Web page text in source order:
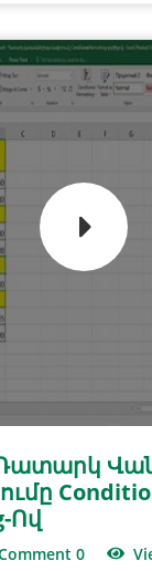
Դատարկ
Ով
0